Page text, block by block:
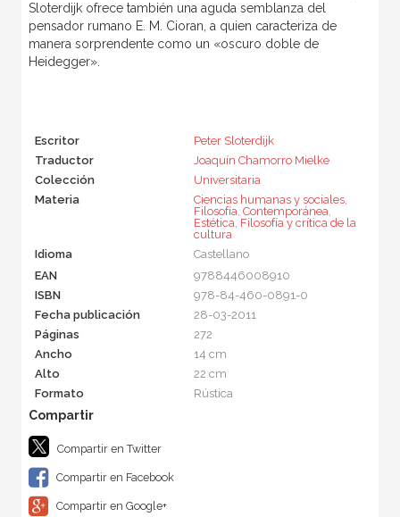
Sloterdijk ofrece también una aguda semblanza del
pensador rumano E. M. Cioran, a quien caracteriza de
manera sorprendente como un «oscuro doble de
Heidegger».
Escritor
Peter Sloterdijk
Traductor
Joaquín Chamorro Mielke
Colección
Universitaria
Materia
Ciencias humanas y sociales,
Filosofía, Contemporánea,
Estética, Filosofía y crítica de la
cultura
Idioma
Castellano
EAN
9788446008910
ISBN
978-84-460-0891-0
Fecha publicación
28-03-2011
Páginas
272
Ancho
14 cm
Alto
22 cm
Formato
Rústica
Compartir en Twitter
Compartir en Facebook
Compartir en Google+